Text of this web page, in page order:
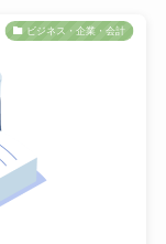
ビジネス・企業・会計